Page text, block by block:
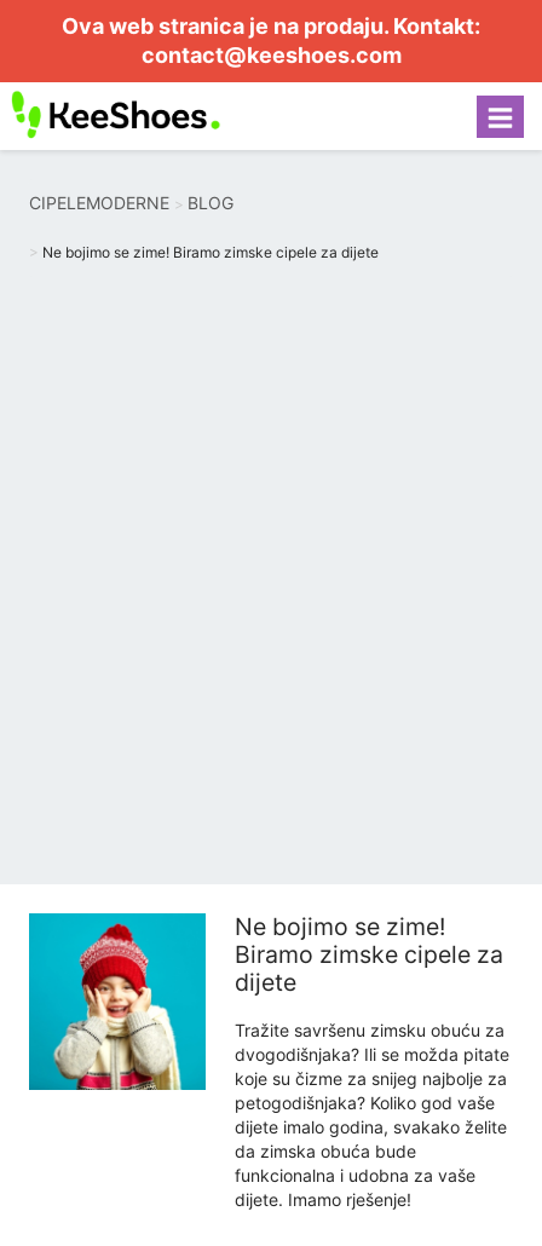
Ova web stranica je na prodaju. Kontakt:
contact@keeshoes.com
CIPELEMODERNE BLOG
Ne bojimo se zime! Biramo zimske cipele za dijete
Ne bojimo se zime!
Biramo zimske cipele za
dijete
Tražite savršenu zimsku obuću za
dvogodišnjaka? Ili se možda pitate
koje su čizme za snijeg najbolje za
petogodišnjaka? Koliko god vaše
dijete imalo godina, svakako želite
da zimska obuća bude
funkcionalna i udobna za vaše
dijete. Imamo rješenje!